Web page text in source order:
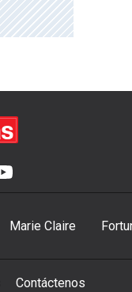
Marie Claire
Contáctenos